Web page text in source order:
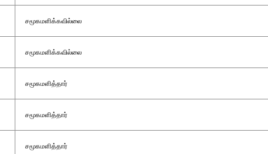
சமூகமளிக்கவில்லை
சமூகமளிக்கவில்லை
சமூகமளித்தார்
சமூகமளித்தார்
சமூகமளித்தார்